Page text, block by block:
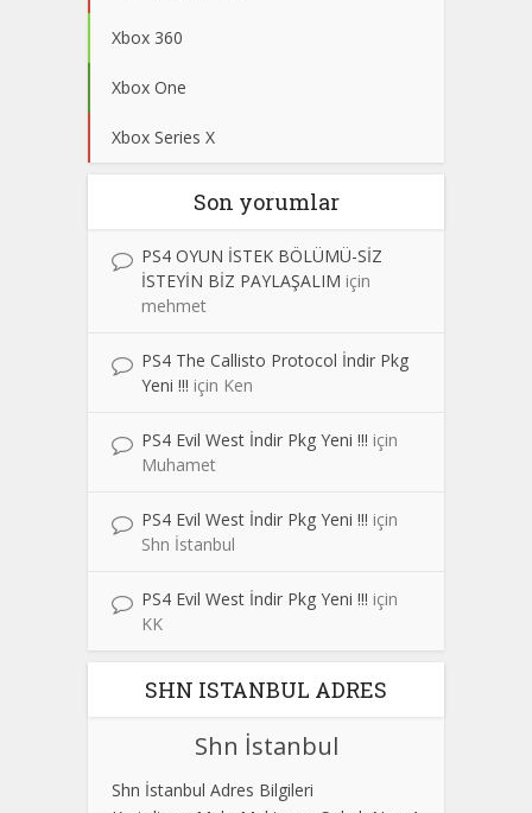
Xbox 360
Xbox One
Xbox Series X
Son yorumlar
PS4 OYUN İSTEK BÖLÜMÜ-SİZ
İSTEYİN BİZ PAYLAŞALIM için
mehmet
PS4 The Callisto Protocol İndir Pkg
Yeni !!! için Ken
PS4 Evil West İndir Pkg Yeni !!! için
Muhamet
PS4 Evil West İndir Pkg Yeni !!! için
Shn İstanbul
PS4 Evil West İndir Pkg Yeni !!! için
KK
SHN ISTANBUL ADRES
Shn İstanbul
Shn İstanbul Adres Bilgileri